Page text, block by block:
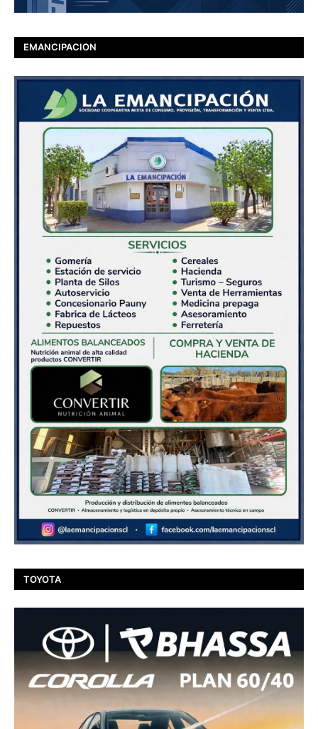
EMANCIPACION
TOYOTA